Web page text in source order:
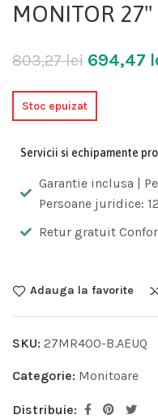
MONITOR
803,27lei 694,47
Stoc epuizat
Servicii si echipamente
Garantie inclusa |
Persoane juridice:
Retur gratuit
Adauga la favorite
SKU: 27MR400-B.AEUQ
Categorie: Monitoare
Distribuie: